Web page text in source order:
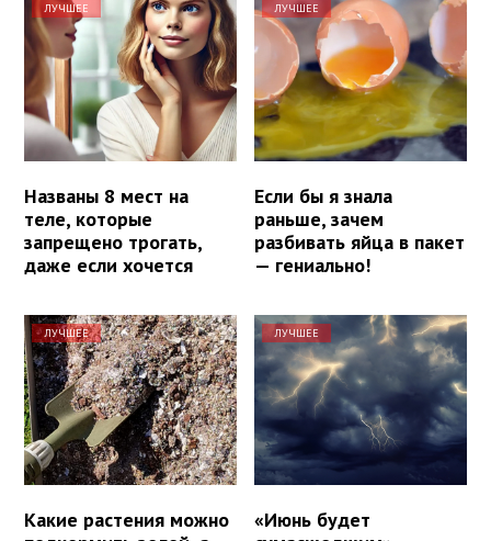
ЛУЧШЕЕ
Названы 8 мест на
теле, которые
запрещено трогать,
даже если хочется
ЛУЧШЕЕ
Если бы я знала
раньше, зачем
разбивать яйца в пакет
— гениально!
ЛУЧШЕЕ
Какие растения можно
ЛУЧШЕЕ
«Июнь будет